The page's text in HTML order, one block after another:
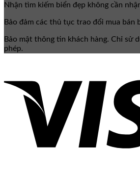
Nhận tìm kiếm biển đẹp không cần
Bảo đảm các thủ tục trao đổi mua bán
Bảo mật thông tin khách hàng. Chỉ sử
phép.